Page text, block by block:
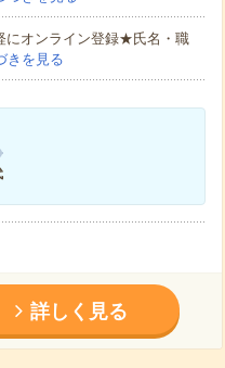
にオンライン登録★氏名・職
きを見る
詳しく見る